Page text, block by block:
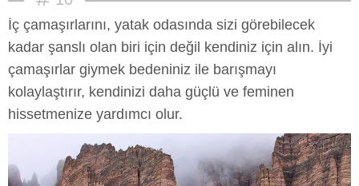
İç çamaşırlarını, yatak odasında sizi görebilecek
kadar şanslı olan biri için değil kendiniz için alın. İyi
çamaşırlar giymek bedeniniz ile barışmayı
kolaylaştırır, kendinizi daha güçlü ve feminen
hissetmenize yardımcı olur.